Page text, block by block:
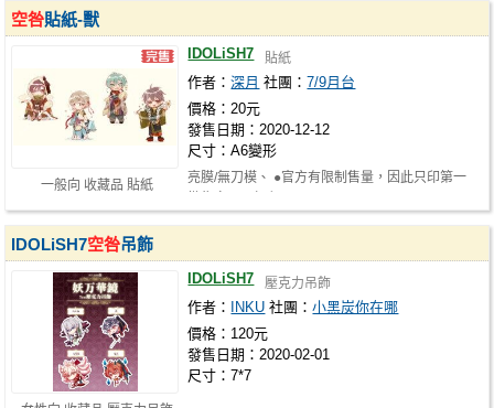
一般向 收藏品 貼紙
空咎貼紙-獸
IDOLiSH7 貼紙
作者：深月 社團：7/9月台
價格：20元
發售日期：2020-12-12
尺寸：A6變形
亮膜/無刀模、 ●官方有限制售量，因此只印第一
IDOLiSH7空咎吊飾
IDOLiSH7 壓克力吊飾
作者： INKU 社團：小黑炭你在哪
價格：120元
發售日期：2020-02-01
尺寸：7*7